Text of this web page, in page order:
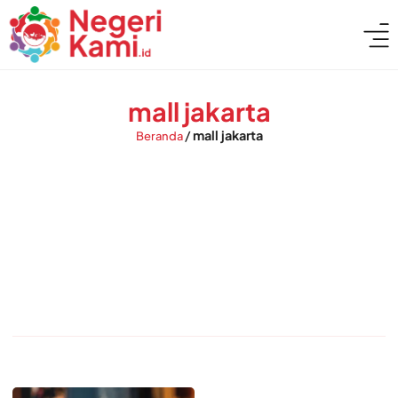
mall jakarta
Beranda/mall jakarta